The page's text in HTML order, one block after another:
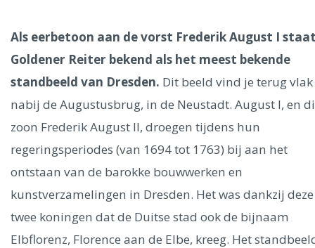
Singapore
Berlijn Venetië
Dublin
Hong Kong München Wenen Budapest
Madrid
Vancouver
Alles bekijken
Als eerbetoon aan de vorst Frederik August I
Goldener Reiter bekend als het meest bekende
standbeeld van Dresden. Dit beeld vind je terug vlak
nabij de Augustusbrug, in de Neustadt. August I, en
zoon Frederik August II, droegen tijdens hun
regeringsperiodes (van 1694 tot 1763) bij aan het
ontstaan van de barokke bouwwerken en
kunstverzamelingen in Dresden. Het was dankzij deze
twee koningen dat de Duitse stad ook de bijnaam
Elbflorenz, Florence aan de Elbe, kreeg. Het